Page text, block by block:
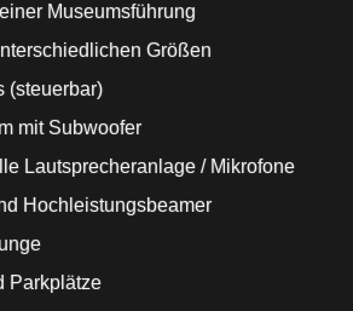
Museumsführung
Größen
(steuerbar)
mit Subwoofer
Lautsprecheranlage / Mikrofone
Hochleistungsbeamer
Parkplätze